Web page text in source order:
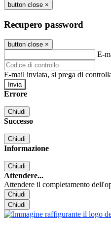
button close ×
Recupero password
button close ×
E-
E-mail inviata, si prega di
Errore
Chiudi
Successo
Chiudi
Informazione
Chiudi
Attendere...
Attendere il completamento
Chiudi
Chiudi